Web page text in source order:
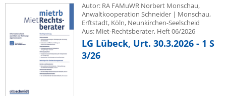
Autor: RA FAMuWR Norbert Monschau,
Anwaltkooperation Schneider | Monschau,
Erftstadt, Köln, Neunkirchen-Seelscheid
Aus: Miet-Rechtsberater, Heft 06/2026
LG Lübeck, Urt. 30.3.2026 - 1 S
3/26